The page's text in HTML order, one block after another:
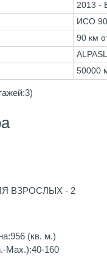
2013 -
ИСО
90 км
50000
ВЗРОСЛЫХ - 2
(кв. м.)
Max.):40-160